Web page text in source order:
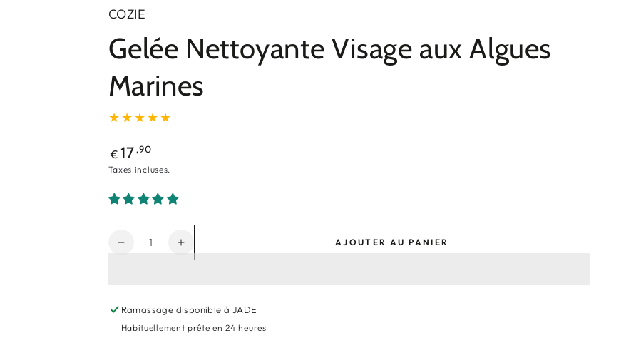
COZIE
Gelée Nettoyante Visage aux Algues
Marines
Prix
normal
€ 17 ,90
Taxes incluses.
Quantité
Réduire
Gelée
Nettoyante
Augmenter
Gelée
Nettoyante
AJOUTER AU PANIER
Ramassage disponible à JADE
Habituellement prête en 24 heures